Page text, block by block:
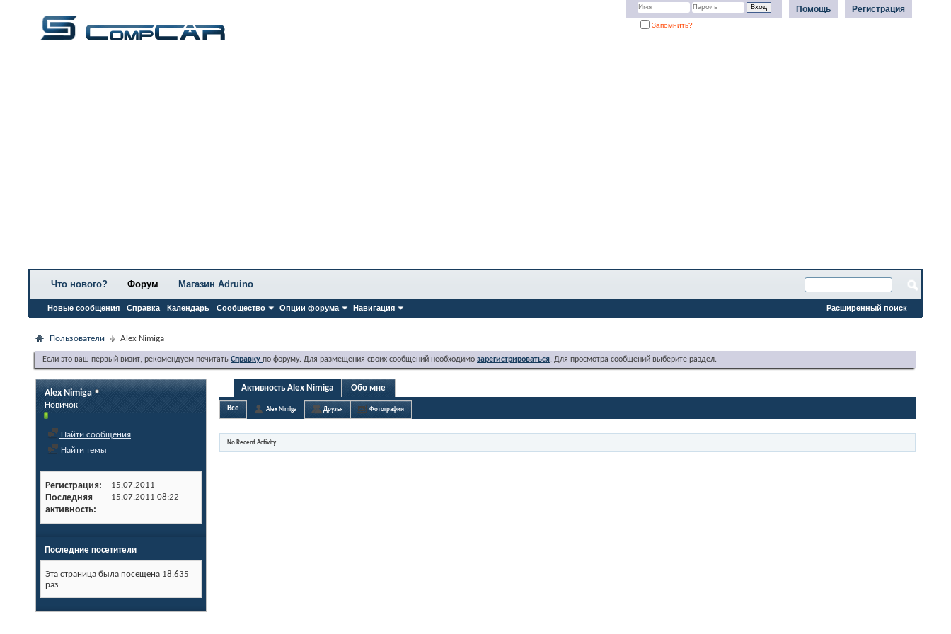
Регистрация
Помощь
Запомнить?
Что нового? Форум
Новые сообщения Справка Календарь Сообщество Опции форума Навигация
Магазин Adruino
Расширенный поиск
Пользователи Alex Nimiga
Если это ваш первый визит, рекомендуем почитать Справку по форуму. Для размещения своих сообщений необходимо зарегистрироваться. Для просмотра сообщений выберите раздел.
Alex Nimiga
Новичок
Найти сообщения
Найти темы
Регистрация 15.07.2011
Последняя
активность
15.07.2011 08:22
Последние посетители
Эта страница была посещена 18,635
раз
Активность Alex Nimiga Обо мне
Все Alex Nimiga Друзья Фотографии
No Recent Activity